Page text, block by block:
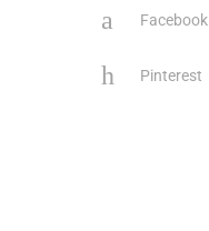
Facebook
Pinterest